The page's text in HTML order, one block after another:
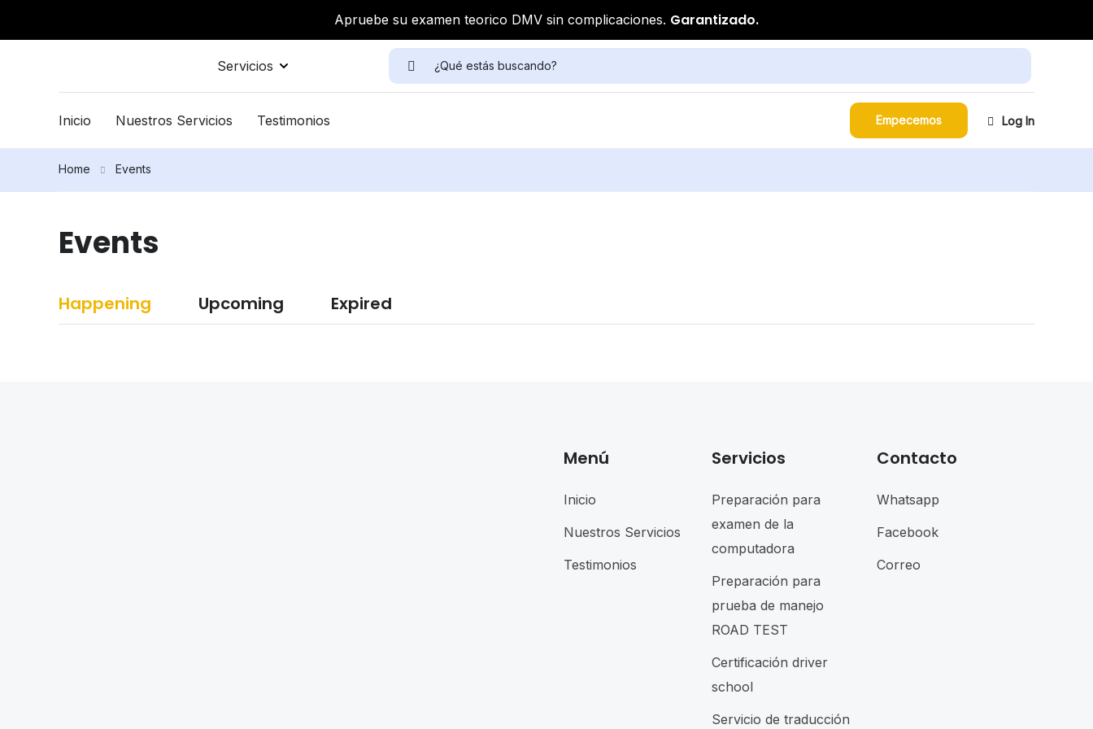
Apruebe su examen teorico DMV sin complicaciones. Garantizado.
Servicios
Inicio Nuestros Servicios Testimonios Empecemos Log In
Home Events
Events
Happening Upcoming Expired
Menú
Inicio
Nuestros Servicios
Testimonios
Servicios
Preparación para
examen de la
computadora
Preparación para
prueba de manejo
ROAD TEST
Certificación driver
school
Servicio de traducción
Contacto
Whatsapp
Facebook
Correo